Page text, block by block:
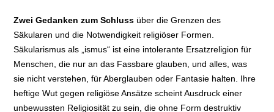
Zwei Gedanken zum Schluss über die Grenzen des
Säkularen und die Notwendigkeit religiöser Formen.
Säkularismus als „ismus“ ist eine intolerante Ersatzreligion für
Menschen, die nur an das Fassbare glauben, und alles, was
sie nicht verstehen, für Aberglauben oder Fantasie halten. Ihre
heftige Wut gegen religiöse Ansätze scheint Ausdruck einer
unbewussten Religiosität zu sein, die ohne Form destruktiv